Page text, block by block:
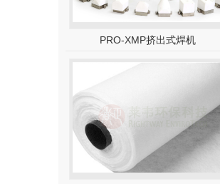
PRO-XMP挤出式焊机